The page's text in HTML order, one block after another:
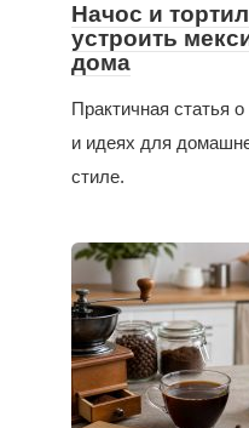
Начос и
устроить
дома
Практичная статья
и идеях для
стиле.